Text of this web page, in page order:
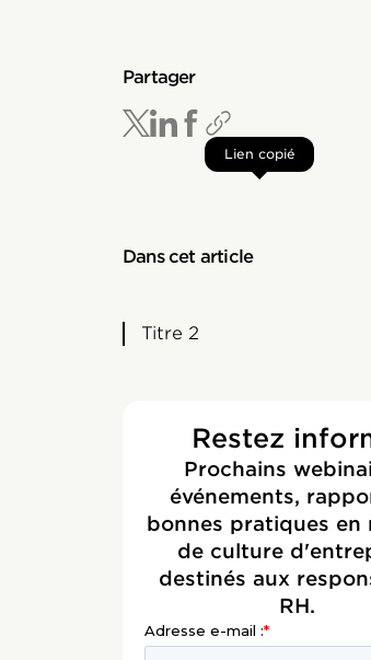
Partager
Lien copié
Dans cet article
Titre 2
Restez
Prochains
événements,
bonnes pratiques en
de culture
destinés aux
RH.